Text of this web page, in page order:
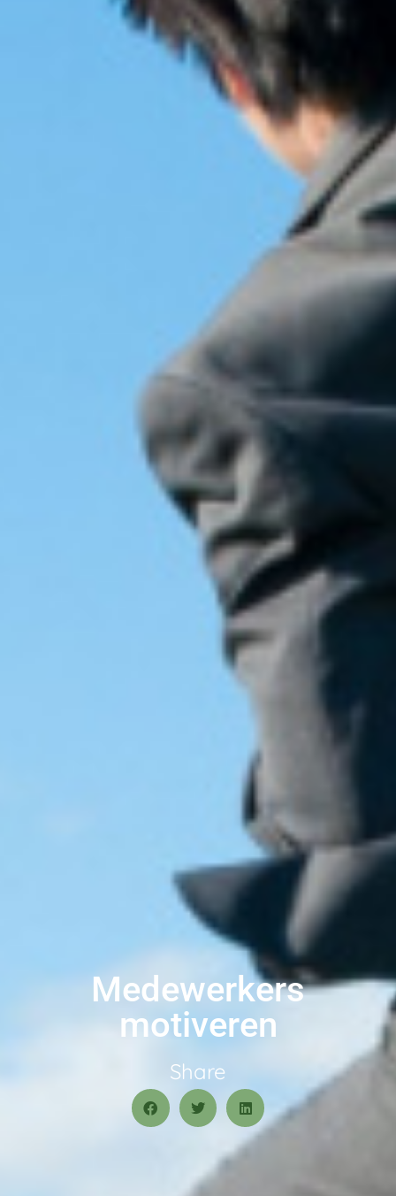
Medewerkers
motiveren
Share